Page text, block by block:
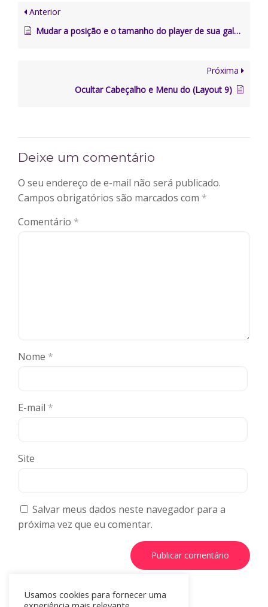
Anterior
Mudar a posição e o tamanho do player de sua galeria de vídeos
Próxima
Ocultar Cabeçalho e Menu do (Layout 9)
Deixe um comentário
O seu endereço de e-mail não será publicado.
Campos obrigatórios são marcados com *
Comentário *
Nome *
E-mail *
Site
Salvar meus dados neste navegador para a
próxima vez que eu comentar.
Usamos cookies para fornecer uma